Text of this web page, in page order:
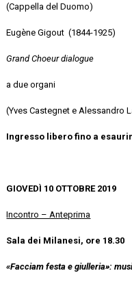
(Cappella del Duomo)
Eugène Gigout (1844-1925)
Grand Choeur dialogue
a due organi
(Yves Castegnet e Alessandro
Ingresso libero fino a
GIOVEDÌ 10 OTTOBRE 2019
Incontro – Anteprima
Sala dei Milanesi, ore 18.30
«Facciam festa e giulleria»: